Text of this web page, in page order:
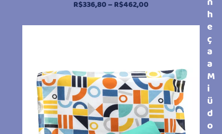
R$336,80–R$462,00Faixa
preço:
h
e
ç
a
a
M
i
ü
d
o